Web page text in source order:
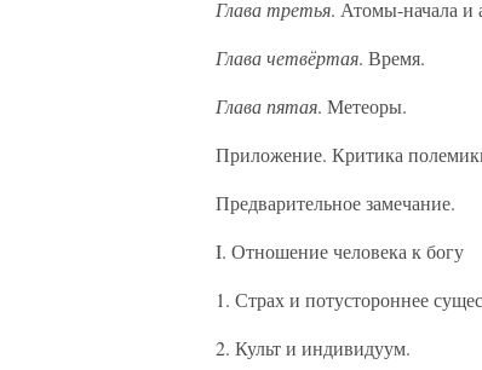
Глава третья. Атомы-начала и
Глава четвёртая. Время.
Глава пятая. Метеоры.
Приложение. Критика
Предварительное замечание.
I. Отношение человека к богу
1. Страх и потустороннее
2. Культ и индивидуум.